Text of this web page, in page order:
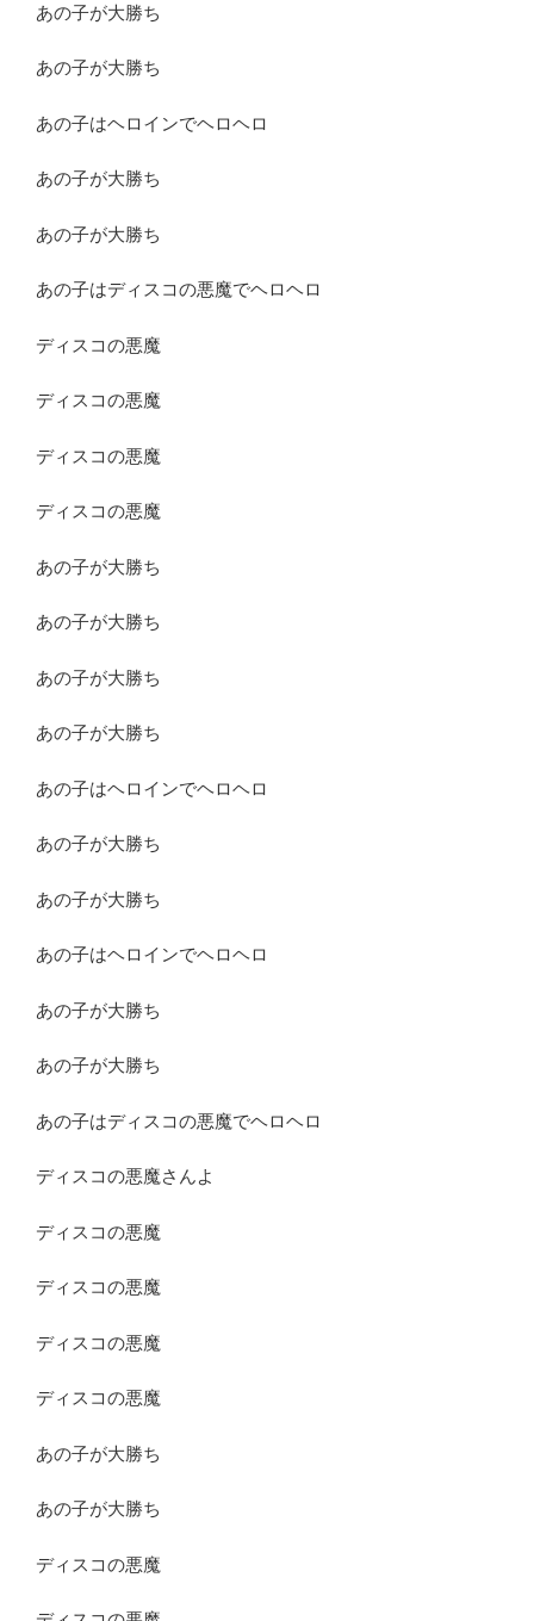
あの子が大勝ち
あの子が大勝ち
あの子はヘロインでヘロヘロ
あの子が大勝ち
あの子が大勝ち
あの子はディスコの悪魔でヘロヘロ
ディスコの悪魔
ディスコの悪魔
ディスコの悪魔
ディスコの悪魔
あの子が大勝ち
あの子が大勝ち
あの子が大勝ち
あの子が大勝ち
あの子はヘロインでヘロヘロ
あの子が大勝ち
あの子が大勝ち
あの子はヘロインでヘロヘロ
あの子が大勝ち
あの子が大勝ち
あの子はディスコの悪魔でヘロヘロ
ディスコの悪魔さんよ
ディスコの悪魔
ディスコの悪魔
ディスコの悪魔
ディスコの悪魔
あの子が大勝ち
あの子が大勝ち
ディスコの悪魔